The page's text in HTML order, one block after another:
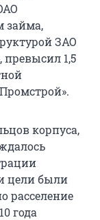
займа,
ЗАО
превысил 1,5
корпуса,
цели были
расселение
года